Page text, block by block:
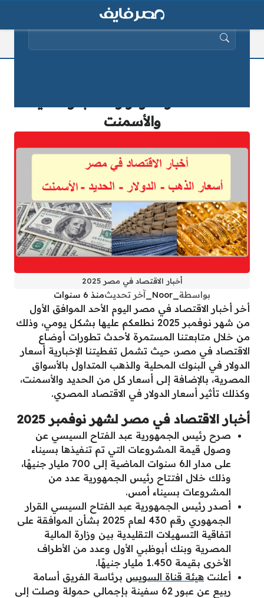
والأسمنت
أخبار الاقتصاد في مصر 2025
بواسطة آخر تحديثمنذ 6 سنوات
أخر أخبار الاقتصاد في مصر اليوم الأحد الموافق الأول
من شهر نوفمبر 2025 نطلعكم عليها بشكل يومي، وذلك
من خلال متابعتنا المستمرة لأحدث تطورات أوضاع
الاقتصاد في مصر، حيث تشمل تغطيتنا الإخبارية أسعار
الدولار في البنوك المحلية والذهب المتداول بالأسواق
المصرية، بالإضافة إلى أسعار كل من الحديد والأسمنت،
وكذلك تأثير أسعار الدولار في الاقتصاد المصري.
أخبار الاقتصاد في مصر لشهر نوفمبر 2025
صرح رئيس الجمهورية عبد الفتاح السيسي عن
وصول قيمة المشروعات التي تم تنفيذها بسيناء
على مدار الـ6 سنوات الماضية إلى 700 مليار جنيهًا،
وذلك خلال افتتاح رئيس الجمهورية عدد من
المشروعات بسيناء أمس.
أصدر رئيس الجمهورية عبد الفتاح السيسي القرار
الجمهوري رقم 430 لعام 2025 بشأن الموافقة على
اتفاقية التسهيلات التقليدية بين وزارة المالية
المصرية وبنك أبوظبي الأول وعدد من الأطراف
الأخرى بقيمة 1.450 مليار جنيهًا.
أعلنت هيئة قناة السويس برئاسة الفريق أسامة
ربيع عن عبور 62 سفينة بإجمالي حمولة وصلت إلى
البحث عن: